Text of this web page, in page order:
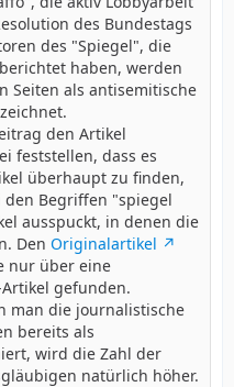
des Bundestags
des "Spiegel", die
haben, werden
Seiten als antisemitische
den Artikel
feststellen, dass es
überhaupt zu finden,
den Begriffen "spiegel
ausspuckt, in denen die
Den Originalartikel
nur über eine
gefunden.
man die journalistische
bereits als
wird die Zahl der
natürlich höher.